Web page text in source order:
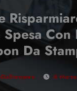
Con
Da
2026
6